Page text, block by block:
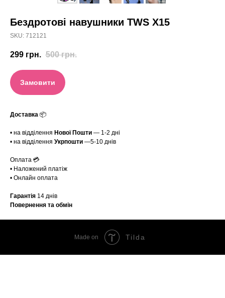
Бездротові навушники TWS X15
SKU: 712121
299 грн. 500 грн.
Замовити
Доставка 📦
• на відділення Нової Пошти — 1-2 дні
• на відділення Укрпошти —5-10 днів
Оплата 💳
• Наложений платіж
• Онлайн оплата
Гарантія 14 днів
Повернення та обмін
Made on Tilda